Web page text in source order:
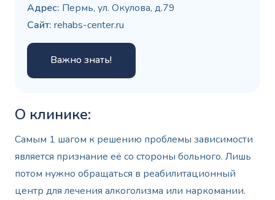
Адрес: Пермь, ул. Окулова, д.79
Сайт: rehabs-center.ru
Важно знать!
О клинике:
Самым 1 шагом к решению проблемы зависимости
является признание её со стороны больного. Лишь
потом нужно обращаться в реабилитационный
центр для лечения алкоголизма или наркомании.